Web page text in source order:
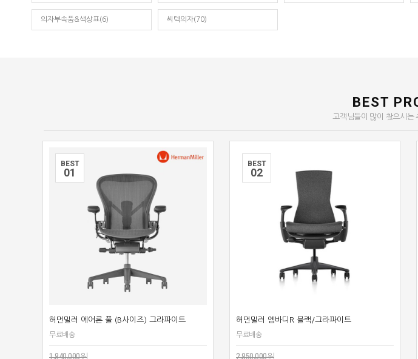
의자부속품&색상표(6) 씨텍의자(70)
BEST
고객님들이 많이 찾으시는
BEST
01
허먼밀러 에어론 풀 (B사이즈) 그라파이트
무료배송
1,840,000원
BEST
02
허먼밀러 엠바디R 블랙/그라파이트
무료배송
2,850,000원